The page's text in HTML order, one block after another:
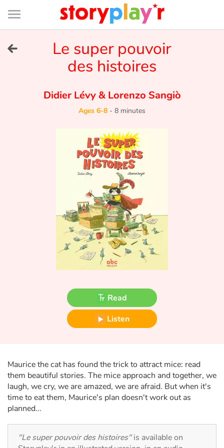
Connexion
Bibliothèque
de
page
Try for free
Tales and classics in french
Fable, myth, literature and poetry
Princesses and princes, kings, queens and dragons
Heroines and Heroes
Ecology, nature, seasons
Travel, epic, investigation, adventure
Around the world
Learning
Le super pouvoir
des histoires
Didier Lévy&Lorenzo Sangiò
Ages 6-8 - 8 minutes
Read
Listen
Maurice the cat has found the trick to attract mice: read
them beautiful stories. The mice approach and together, we
laugh, we cry, we are amazed, we are afraid. But when it's
time to eat them, Maurice's plan doesn't work out as
planned...
"Le super pouvoir des histoires"is available on